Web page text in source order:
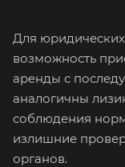
Для
возможность
аренды с
аналогичны
соблюдения
излишние
органов.